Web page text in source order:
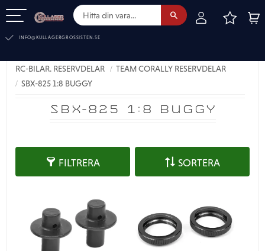
INFO@KULLAGERGROSSISTEN.SE
SBX-825 1:8 BUGGY
RC-BILAR. RESERVDELAR
TEAM CORALLY RESERVDELAR
SBX-825 1:8 BUGGY
FILTRERA SORTERA